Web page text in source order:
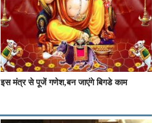
इस मंत्र से पूजें गणेश,बन जाएंगे बिगडे काम